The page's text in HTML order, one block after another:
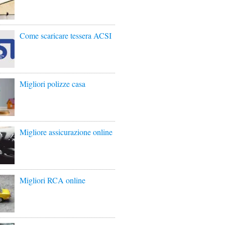
Come scaricare tessera ACSI
Migliori polizze casa
Migliore assicurazione online
Migliori RCA online